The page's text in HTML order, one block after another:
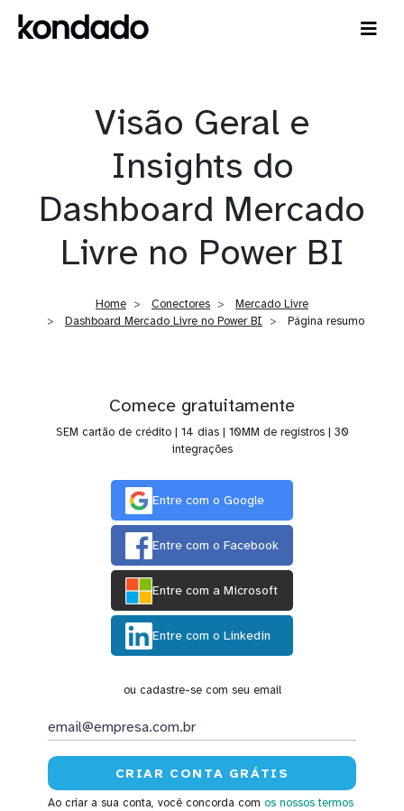
Visão Geral e
Insights do
Dashboard Mercado
Livre no Power BI
Home Conectores
Mercado Livre
Dashboard Mercado Livre no Power BI
Página resumo
Comece gratuitamente
SEM cartão de crédito | 14 dias | 10MM de registros | 30
integrações
Entre com o Google
Entre com o Facebook
Entre com a Microsoft
Entre com o Linkedin
ou cadastre-se com seu email
Ao criar a sua conta, você concorda com os nossos termos